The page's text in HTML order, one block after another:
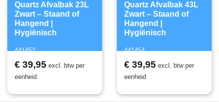
Quartz Afvalbak 23L
Zwart – Staand of
Hangend |
Hygiënisch
441452
€ 39,95 excl. btw per
eenheid
Quartz Afvalbak 43L
Zwart – Staand of
Hangend |
Hygiënisch
441454
€ 39,95 excl. btw per
eenheid